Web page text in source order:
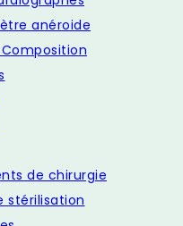
anéroide
de chirurgie
stérilisation